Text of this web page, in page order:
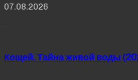
07.08.2026
Кощей. Тайна живой воды